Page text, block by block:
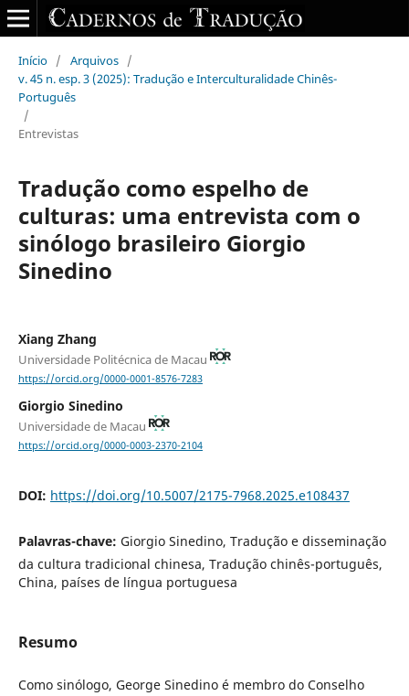
Início / Arquivos /
v. 45 n. esp. 3 (2025): Tradução e Interculturalidade Chinês-
Português
/
Entrevistas
Tradução como espelho de
culturas: uma entrevista com o
sinólogo brasileiro Giorgio
Sinedino
Xiang Zhang
Universidade Politécnica de Macau
https://orcid.org/0000-0001-8576-7283
Giorgio Sinedino
Universidade de Macau
https://orcid.org/0000-0003-2370-2104
DOI: https://doi.org/10.5007/2175-7968.2025.e108437
Palavras-chave: Giorgio Sinedino, Tradução e disseminação
da cultura tradicional chinesa, Tradução chinês-português,
China, países de língua portuguesa
Resumo
Como sinólogo, George Sinedino é membro do Conselho